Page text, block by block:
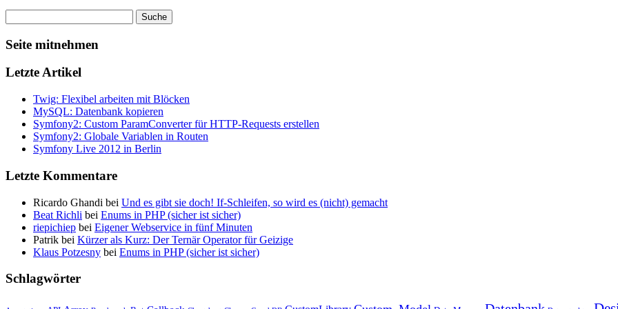
Seite mitnehmen
Letzte Artikel
Twig: Flexibel arbeiten mit Blöcken
MySQL: Datenbank kopieren
Symfony2: Custom ParamConverter für HTTP-Requests erstellen
Symfony2: Globale Variablen in Routen
Symfony Live 2012 in Berlin
Letzte Kommentare
Ricardo Ghandi bei Und es gibt sie doch! If-Schleifen, so wird es (nicht) gemacht
Beat Richli bei Enums in PHP (sicher ist sicher)
riepichiep bei Eigener Webservice in fünf Minuten
Patrik bei Kürzer als Kurz: Der Ternär Operator für Geizige
Klaus Potzesny bei Enums in PHP (sicher ist sicher)
Schlagwörter